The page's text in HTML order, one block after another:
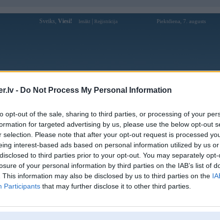
- Do Not Process My Personal Information
opt-out of the sale, sharing to third parties, or processing of your
for targeted advertising by us, please use the below opt-out
selection. Please note that after your opt-out request is processed
interest-based ads based on personal information utilized by us
to third parties prior to your opt-out. You may separately
of your personal information by third parties on the IAB’s list of
This information may also be disclosed by us to third parties on the
Participants that may further disclose it to other third parties.
Sveiks, Viesi! Ienākt Reģistrācija Piektdiena, 7. augusts
Forums Galerijas Reģistrācija Lietotāji
Lietotāja site123bq profils
Lietotājvārds:
site123bq
Ziņojumi forumā:
0
Pēdējie ziņojumi forumā